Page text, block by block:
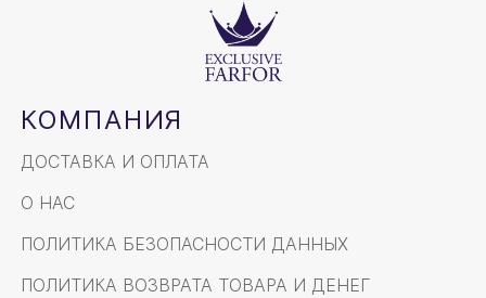
КОМПАНИЯ
ДОСТАВКА И ОПЛАТА
О НАС
ПОЛИТИКА БЕЗОПАСНОСТИ ДАННЫХ
ПОЛИТИКА ВОЗВРАТА ТОВАРА И ДЕНЕГ